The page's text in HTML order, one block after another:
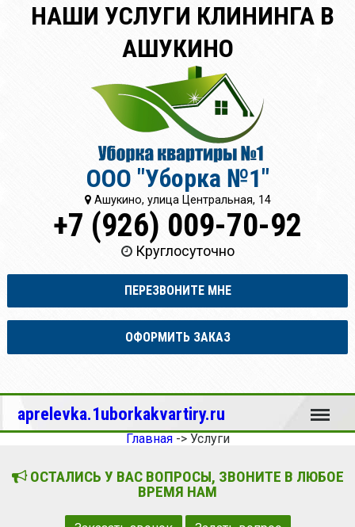
НАШИ УСЛУГИ КЛИНИНГА В
АШУКИНО
ООО "Уборка №1"
Ашукино, улица Центральная, 14
+7 (926) 009-70-92
Круглосуточно
ПЕРЕЗВОНИТЕ МНЕ
ОФОРМИТЬ ЗАКАЗ
aprelevka.1uborkakvartiry.ru Меню
Главная-> Услуги
ОСТАЛИСЬ У ВАС ВОПРОСЫ, ЗВОНИТЕ В ЛЮБОЕ
ВРЕМЯ НАМ